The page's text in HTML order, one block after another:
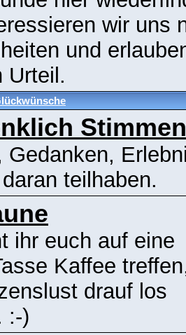
wir uns
und
Urteil.
Gedanken,
teilhaben.
ihr euch auf eine
Kaffee
drauf los
:-)